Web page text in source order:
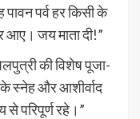
पर्व हर किसी के
आए। जय माता दी!”
की विशेष पूजा-
के स्नेह और आशीर्वाद
से परिपूर्ण रहे।”